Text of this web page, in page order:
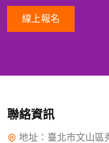
線上報名
聯絡資訊
地址：臺北市文山區